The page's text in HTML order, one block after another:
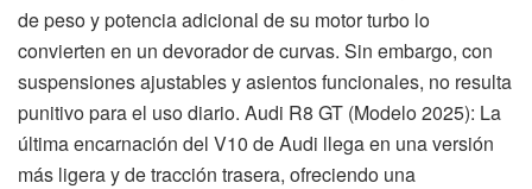
de peso y potencia adicional de su motor turbo lo
convierten en un devorador de curvas. Sin embargo, con
suspensiones ajustables y asientos funcionales, no resulta
punitivo para el uso diario. Audi R8 GT (Modelo 2025): La
última encarnación del V10 de Audi llega en una versión
más ligera y de tracción trasera, ofreciendo una